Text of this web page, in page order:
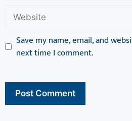
Save my name, email, and
next time I comment.